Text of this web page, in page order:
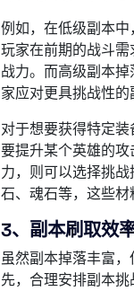
例如，在低级副本
玩家在前期的战斗
战力。而高级副本
家应对更具挑战性的
对于想要获得特定
要提升某个英雄的
力，则可以选择挑
石、魂石等，这些材
3、副本刷取效
虽然副本掉落丰富
先，合理安排副本